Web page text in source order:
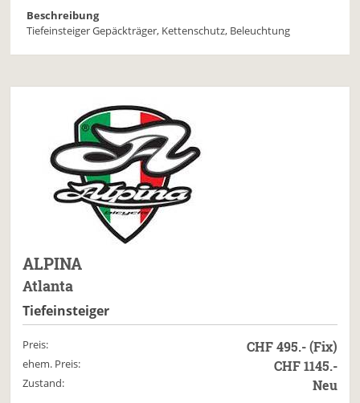
Beschreibung
Tiefeinsteiger Gepäckträger, Kettenschutz, Beleuchtung
ALPINA
Atlanta
Tiefeinsteiger
Preis: CHF 495.- (Fix)
ehem. Preis: CHF 1145.-
Zustand: Neu